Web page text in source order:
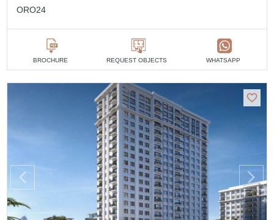
ORO24
BROCHURE REQUEST OBJECTS WHATSAPP